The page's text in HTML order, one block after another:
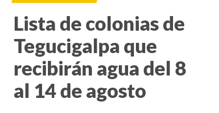
Lista de colonias de
Tegucigalpa que
recibirán agua del 8
al 14 de agosto